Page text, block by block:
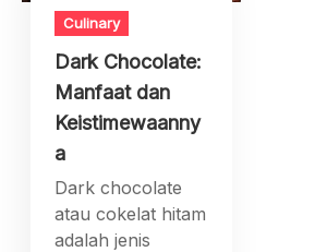
Culinary
Dark Chocolate:
Manfaat dan
Keistimewaanny
a
Dark chocolate
atau cokelat hitam
adalah jenis